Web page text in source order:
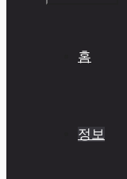
홈
정보